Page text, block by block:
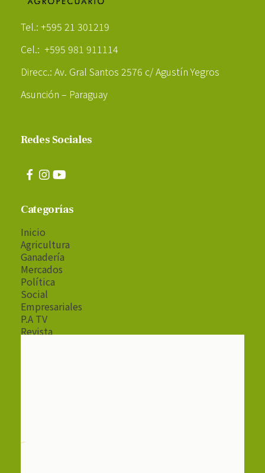
Tel.: +595 21 301219
Cel.: +595 981 911114
Direcc.: Av. Gral Santos 2576 c/ Agustín Yegros
Asunción – Paraguay
Redes Sociales
Categorías
Inicio
Agricultura
Ganadería
Mercados
Política
Social
Empresariales
P.A TV
Revista